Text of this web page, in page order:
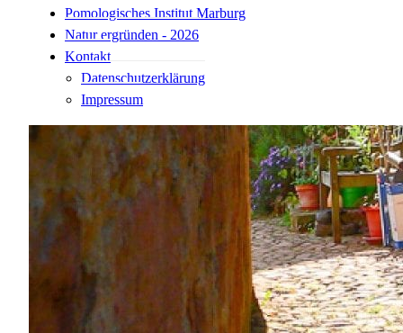
Pomologisches Institut Marburg
Natur ergründen - 2026
Kontakt
Datenschutzerklärung
Impressum